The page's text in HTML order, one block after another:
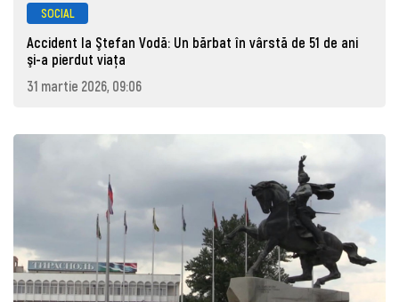
SOCIAL
Accident la Ştefan Vodă: Un bărbat în vârstă de 51 de ani
şi-a pierdut viaţa
31 martie 2026, 09:06